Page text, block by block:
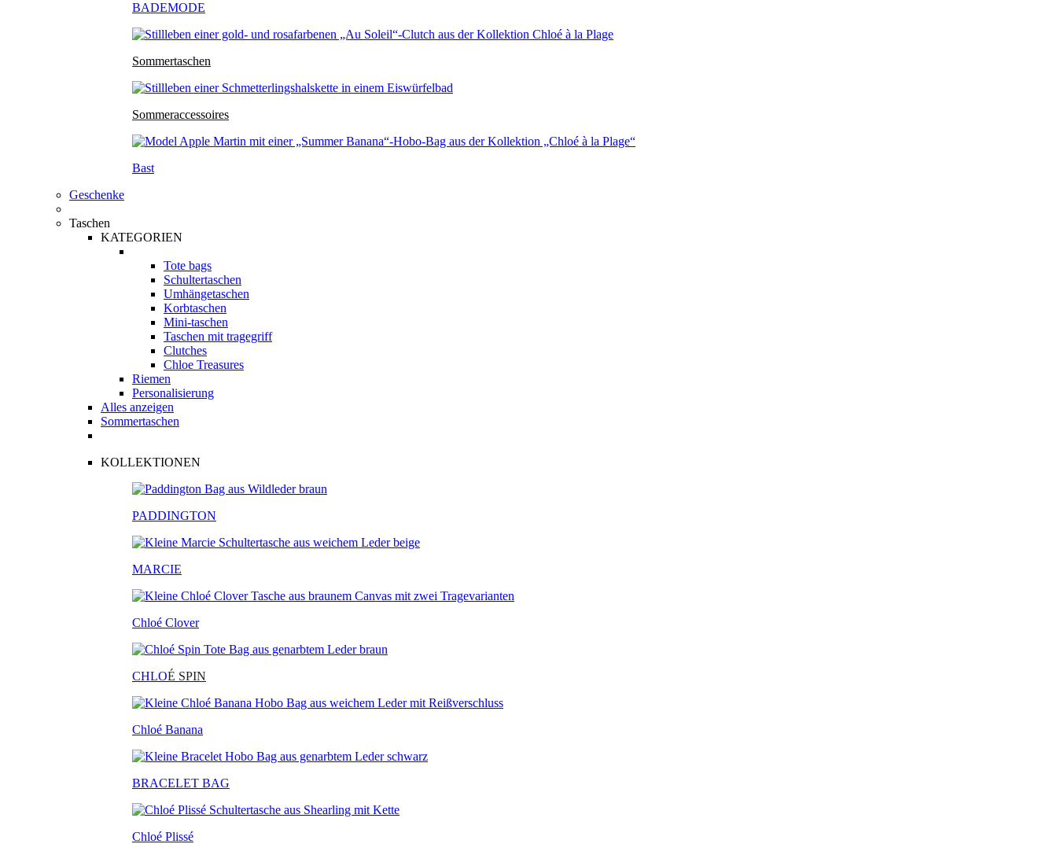
BADEMODE
Sommertaschen
Sommeraccessoires
Bast
Geschenke
Taschen
KATEGORIEN
Tote bags
Schultertaschen
Umhängetaschen
Korbtaschen
Mini-taschen
Taschen mit tragegriff
Clutches
Chloe Treasures
Riemen
Personalisierung
Alles anzeigen
Sommertaschen
KOLLEKTIONEN
PADDINGTON
MARCIE
Chloé Clover
CHLOÉ SPIN
Chloé Banana
BRACELET BAG
Chloé Plissé